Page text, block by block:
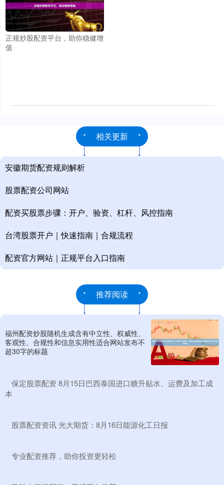
正规炒股配资平台，助你稳健增
值
相关更新
安徽期货配资规则解析
股票配资公司网站
配资买股票步骤：开户、验资、杠杆、风控指南
台湾股票开户｜快速指南｜合规流程
配资官方网站｜正规平台入口指南
推荐阅读
福州配资炒股随机生成含有中立性、权威性、
客观性、合规性和信息实用性适合网站发布不
超30字的标题
​保定股票配资 8月15日巴西泰国进口糖升贴水、运费及加工成
本
​股票配资资讯 光大期货：8月16日能源化工日报
​专业配资推荐，助你投资更轻松